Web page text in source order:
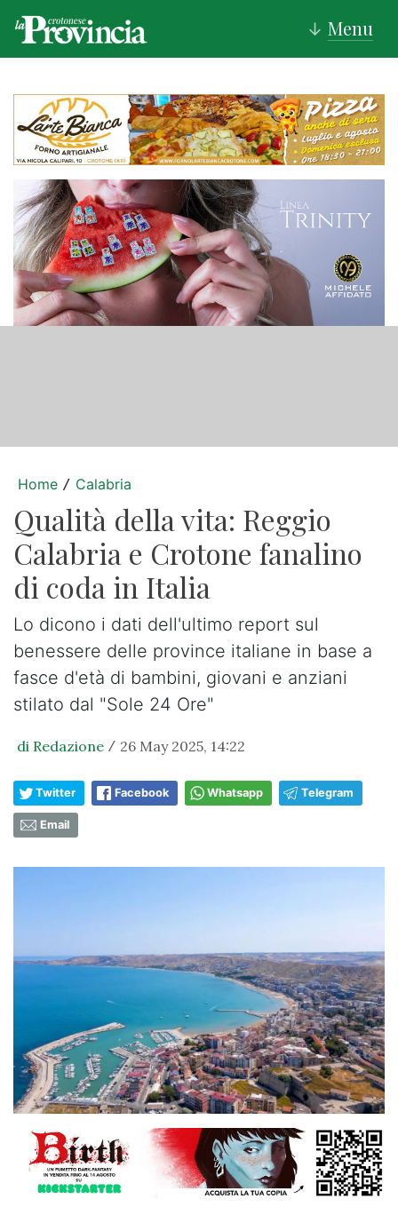
↓ Menu
Home / Calabria
Qualità della vita: Reggio
Calabria e Crotone fanalino
di coda in Italia
Lo dicono i dati dell'ultimo report sul
benessere delle province italiane in base a
fasce d'età di bambini, giovani e anziani
stilato dal "Sole 24 Ore"
di Redazione / 26 May 2025, 14:22
Twitter Facebook Whatsapp Telegram
Email